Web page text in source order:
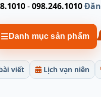
-098.246.1010
Danh mục sản phẩm
Lịch vạn niên
viết